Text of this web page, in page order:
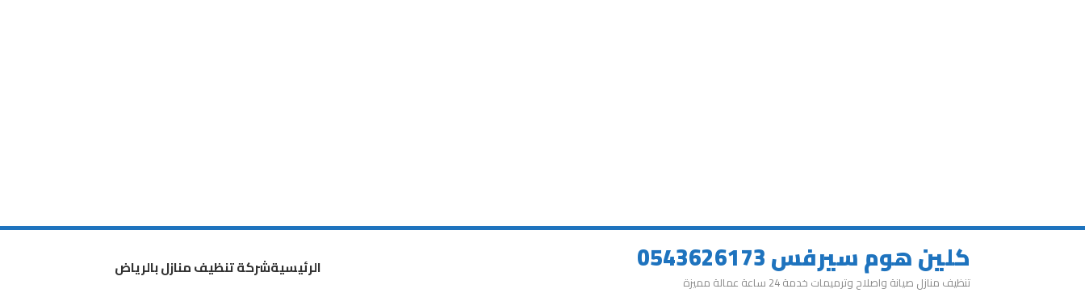
كلين هوم سيرفس 0543626173
تنظيف منازل صيانة واصلاح وترميمات خدمة 24 ساعة عمالة مميزة
الرئيسيةشركة تنظيف منازل بالرياض